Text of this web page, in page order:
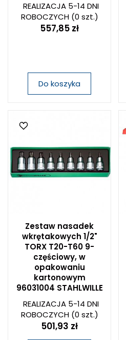
REALIZACJA 5-14 DNI
ROBOCZYCH(0 szt.)
557,85 zł
Do koszyka
Zestaw nasadek
wkrętakowych 1/2"
TORX T20-T60 9-
częściowy, w
opakowaniu
kartonowym
96031004 STAHLWILLE
REALIZACJA 5-14 DNI
ROBOCZYCH(0 szt.)
501,93 zł